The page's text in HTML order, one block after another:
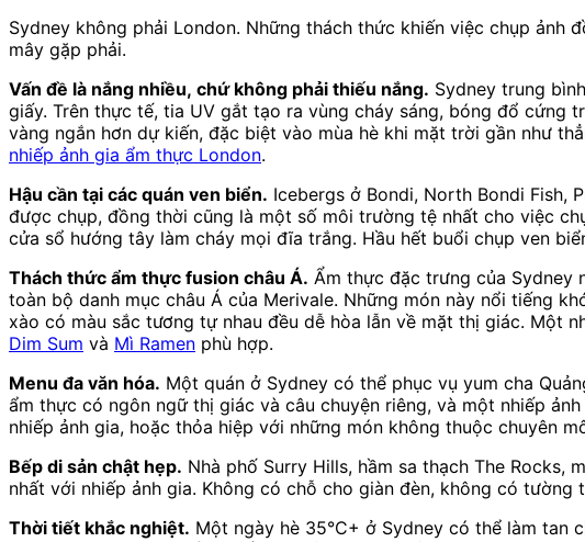
Sydney không phải London. Những thách thức khiến việc chụp ảnh
mây gặp phải.
Vấn đề là nắng nhiều, chứ không phải thiếu nắng. Sydney trung
giấy. Trên thực tế, tia UV gắt tạo ra vùng cháy sáng, bóng đổ cứng
vàng ngắn hơn dự kiến, đặc biệt vào mùa hè khi mặt trời gần như
nhiếp ảnh gia ẩm thực London.
Hậu cần tại các quán ven biển. Icebergs ở Bondi, North Bondi Fish,
được chụp, đồng thời cũng là một số môi trường tệ nhất cho việc
cửa sổ hướng tây làm cháy mọi đĩa trắng. Hầu hết buổi chụp ven
Thách thức ẩm thực fusion châu Á. Ẩm thực đặc trưng của Sydney
toàn bộ danh mục châu Á của Merivale. Những món này nổi tiếng
xào có màu sắc tương tự nhau đều dễ hòa lẫn về mặt thị giác. Một
Dim Sum và Mì Ramen phù hợp.
Menu đa văn hóa. Một quán ở Sydney có thể phục vụ yum cha
ẩm thực có ngôn ngữ thị giác và câu chuyện riêng, và một nhiếp
nhiếp ảnh gia, hoặc thỏa hiệp với những món không thuộc chuyên
Bếp di sản chật hẹp. Nhà phố Surry Hills, hầm sa thạch The
nhất với nhiếp ảnh gia. Không có chỗ cho giàn đèn, không có
Thời tiết khắc nghiệt. Một ngày hè 35°C+ ở Sydney có thể làm tan